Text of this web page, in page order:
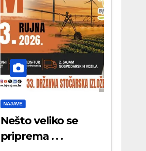
NAJAVE
Nešto veliko se
priprema . . .